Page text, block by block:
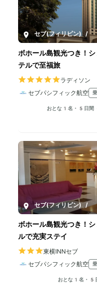
セブ(フィリピン) /
ボホール島観光つき！
テルで至福旅
ラディソ
セブパシフィック航空
おとな1名・5日間（
セブ(フィリピン) /
ボホール島観光つき！
ルで充実ステイ
東横INNセブ
セブパシフィック航空
おとな1名・5